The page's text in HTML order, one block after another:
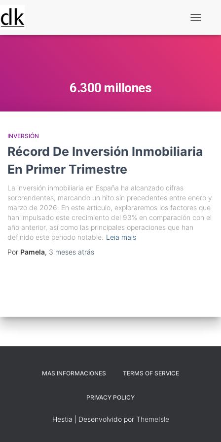
6.300 millones
INVERSIÓN
Récord De Inversión Inmobiliaria
En Primer Trimestre
La inversión inmobiliaria en España ha alcanzado cifras
sorprendentes, marcando un hito sin precedentes entre enero y
marzo de 2026. En este artículo, exploraremos los factores que
han impulsado este crecimiento del 93% en comparación con el
año anterior, así como las principales operaciones que han
definido este periodo notable. Leia mais
Por Pamela, 3 meses atrás
MAS INFORMACIONES TERMS OF SERVICE
PRIVACY POLICY
Hestia | Desenvolvido por ThemeIsle